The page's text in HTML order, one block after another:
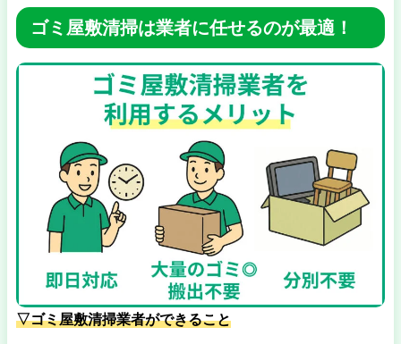
ゴミ屋敷清掃は業者に任せるのが最適！
▽ゴミ屋敷清掃業者ができること